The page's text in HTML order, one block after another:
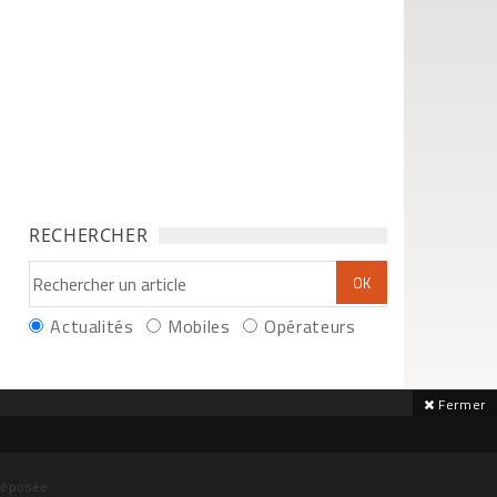
RECHERCHER
Actualités Mobiles Opérateurs
Fermer